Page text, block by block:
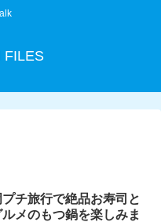
FILES
チ旅行で絶品お寿司と
メのもつ鍋を楽しみま